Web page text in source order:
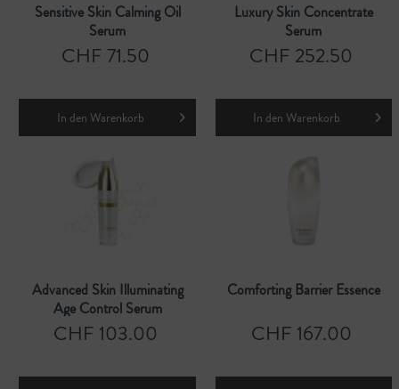
Sensitive Skin Calming Oil
Serum
CHF 71.50
In den Warenkorb
Luxury Skin Concentrate
Serum
CHF 252.50
In den Warenkorb
Advanced Skin Illuminating
Age Control Serum
CHF 103.00
Comforting Barrier Essence
CHF 167.00